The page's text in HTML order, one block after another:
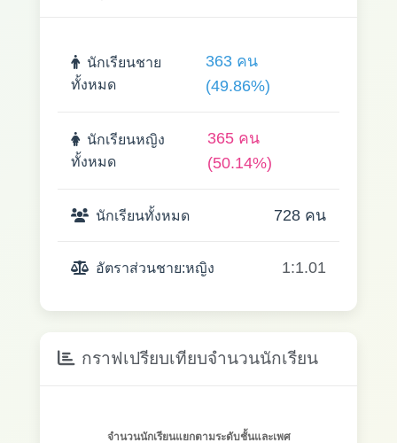
นักเรียนชาย
ทั้งหมด
363 คน
(49.86%)
นักเรียนหญิง
ทั้งหมด
365 คน
(50.14%)
นักเรียนทั้งหมด 728 คน
อัตราส่วนชาย:หญิง 1:1.01
กราฟเปรียบเทียบจำนวนนักเรียน